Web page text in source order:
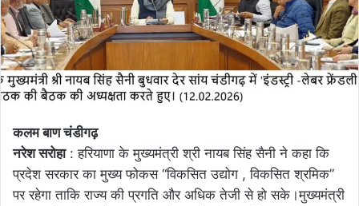
कलम बाण चंडीगढ़
नरेश सरोहा: हरियाणा के मुख्यमंत्री श्री नायब सिंह सैनी ने कहा कि
प्रदेश सरकार का मुख्य फोकस “विकसित उद्योग , विकसित श्रमिक”
पर रहेगा ताकि राज्य की प्रगति और अधिक तेजी से हो सके।मुख्यमंत्री